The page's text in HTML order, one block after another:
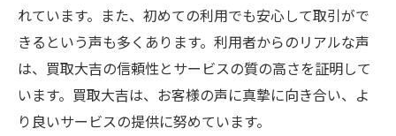
れています。また、初めての利用でも安心して取引がで
きるという声も多くあります。利用者からのリアルな声
は、買取大吉の信頼性とサービスの質の高さを証明して
います。買取大吉は、お客様の声に真摯に向き合い、よ
り良いサービスの提供に努めています。